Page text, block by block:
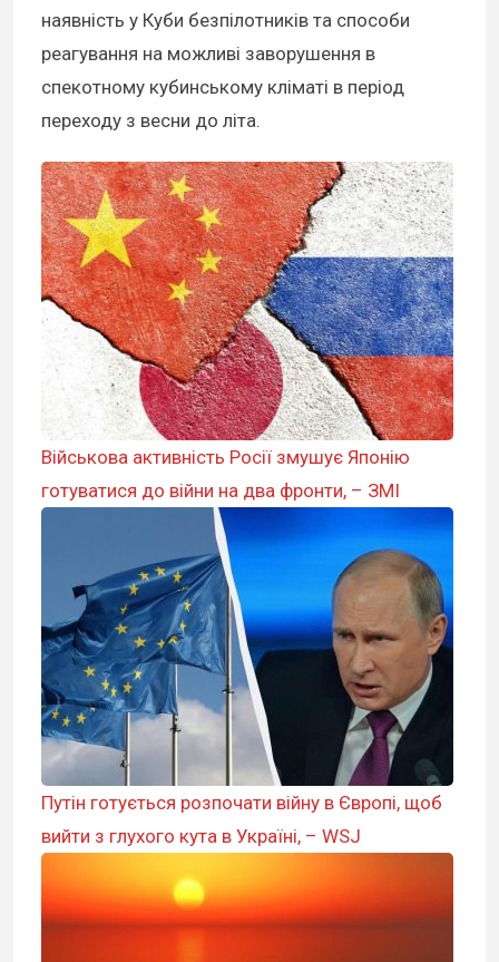
наявність у Куби безпілотників та способи
реагування на можливі заворушення в
спекотному кубинському кліматі в період
переходу з весни до літа.
Військова активність Росії змушує Японію
готуватися до війни на два фронти, – ЗМІ
Путін готується розпочати війну в Європі, щоб
вийти з глухого кута в Україні, – WSJ